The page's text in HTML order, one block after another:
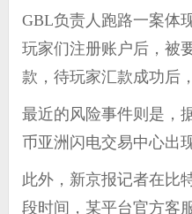
GBL负责人跑路一案体
玩家们注册账户后，被
款，待玩家汇款成功后
最近的风险事件则是，
币亚洲闪电交易中心出
此外，新京报记者在比
段时间，某平台官方客